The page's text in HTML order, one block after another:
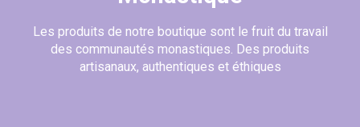
Les produits de notre boutique sont le fruit du travail
des communautés monastiques. Des produits
artisanaux, authentiques et éthiques